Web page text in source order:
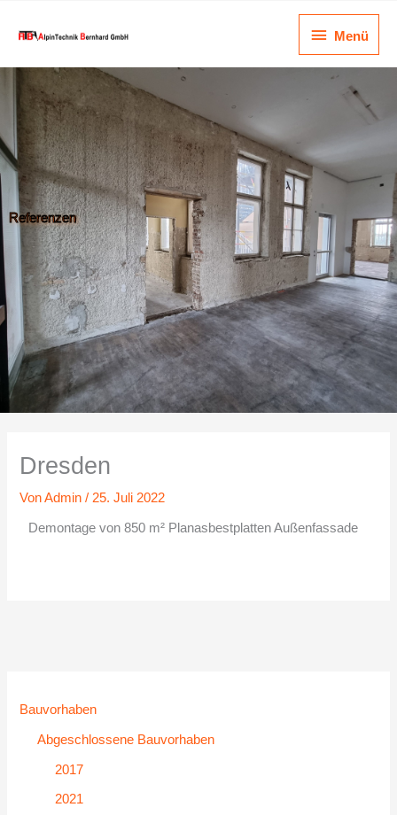
Menü
Menü
Referenzen
Bauvorhaben
Abgeschlossene Bauvorhaben
2017
2021
Dresden
VonAdmin/25. Juli 2022
Demontage von 850 m² Planasbestplatten Außenfassade